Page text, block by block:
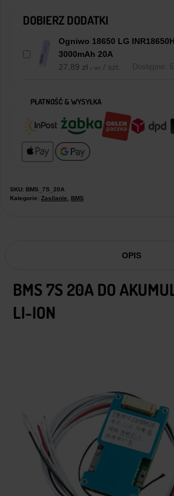
DOBIERZ DODATKI
Ogniwo 18650 LG
3000mAh 20A
27,89 zł z VAT / szt. Dostępne:
PŁATNOŚĆ & WYSYŁKA
SKU: BMS_7S_20A
Kategorie: Zasilanie BMS
OPIS
BMS 7S 20A DO
LI-ION